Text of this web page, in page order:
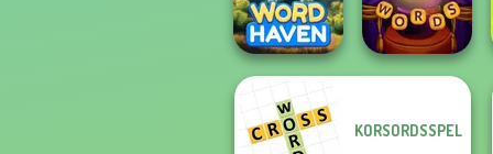
Word Haven
KORSORDSSPEL